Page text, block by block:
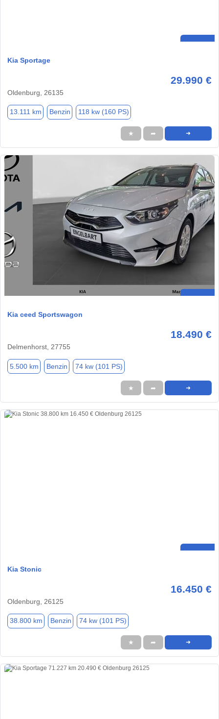
Kia Sportage
29.990 €
Oldenburg, 26135
13.111 km Benzin 118 kw (160 PS)
★ ➦ ➜
Kia ceed Sportswagon
18.490 €
Delmenhorst, 27755
5.500 km Benzin 74 kw (101 PS)
★ ➦ ➜
Kia Stonic
16.450 €
Oldenburg, 26125
38.800 km Benzin 74 kw (101 PS)
★ ➦ ➜